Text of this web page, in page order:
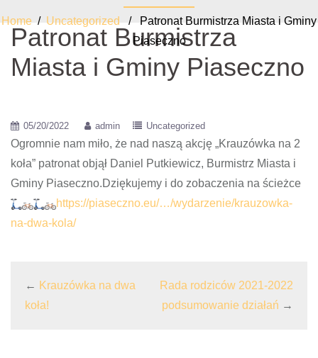
Home / Uncategorized
/ Patronat Burmistrza Miasta i Gminy
Piaseczno
Patronat Burmistrza
Miasta i Gminy Piaseczno
05/20/2022 admin Uncategorized
Ogromnie nam miło, że nad naszą akcję „Krauzówka na 2
koła” patronat objął Daniel Putkiewicz, Burmistrz Miasta i
Gminy Piaseczno.Dziękujemy i do zobaczenia na ścieżce
https://piaseczno.eu/…/wydarzenie/krauzowka-
na-dwa-kola/
← Krauzówka na dwa
koła!
Rada rodziców 2021-2022
podsumowanie działań →